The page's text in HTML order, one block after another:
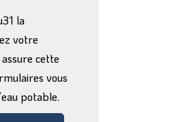
la
votre
cette
vous
potable.